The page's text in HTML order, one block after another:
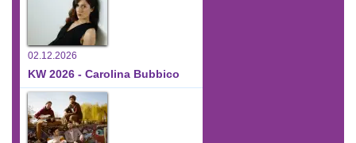
02.12.2026
KW 2026 - Carolina Bubbico